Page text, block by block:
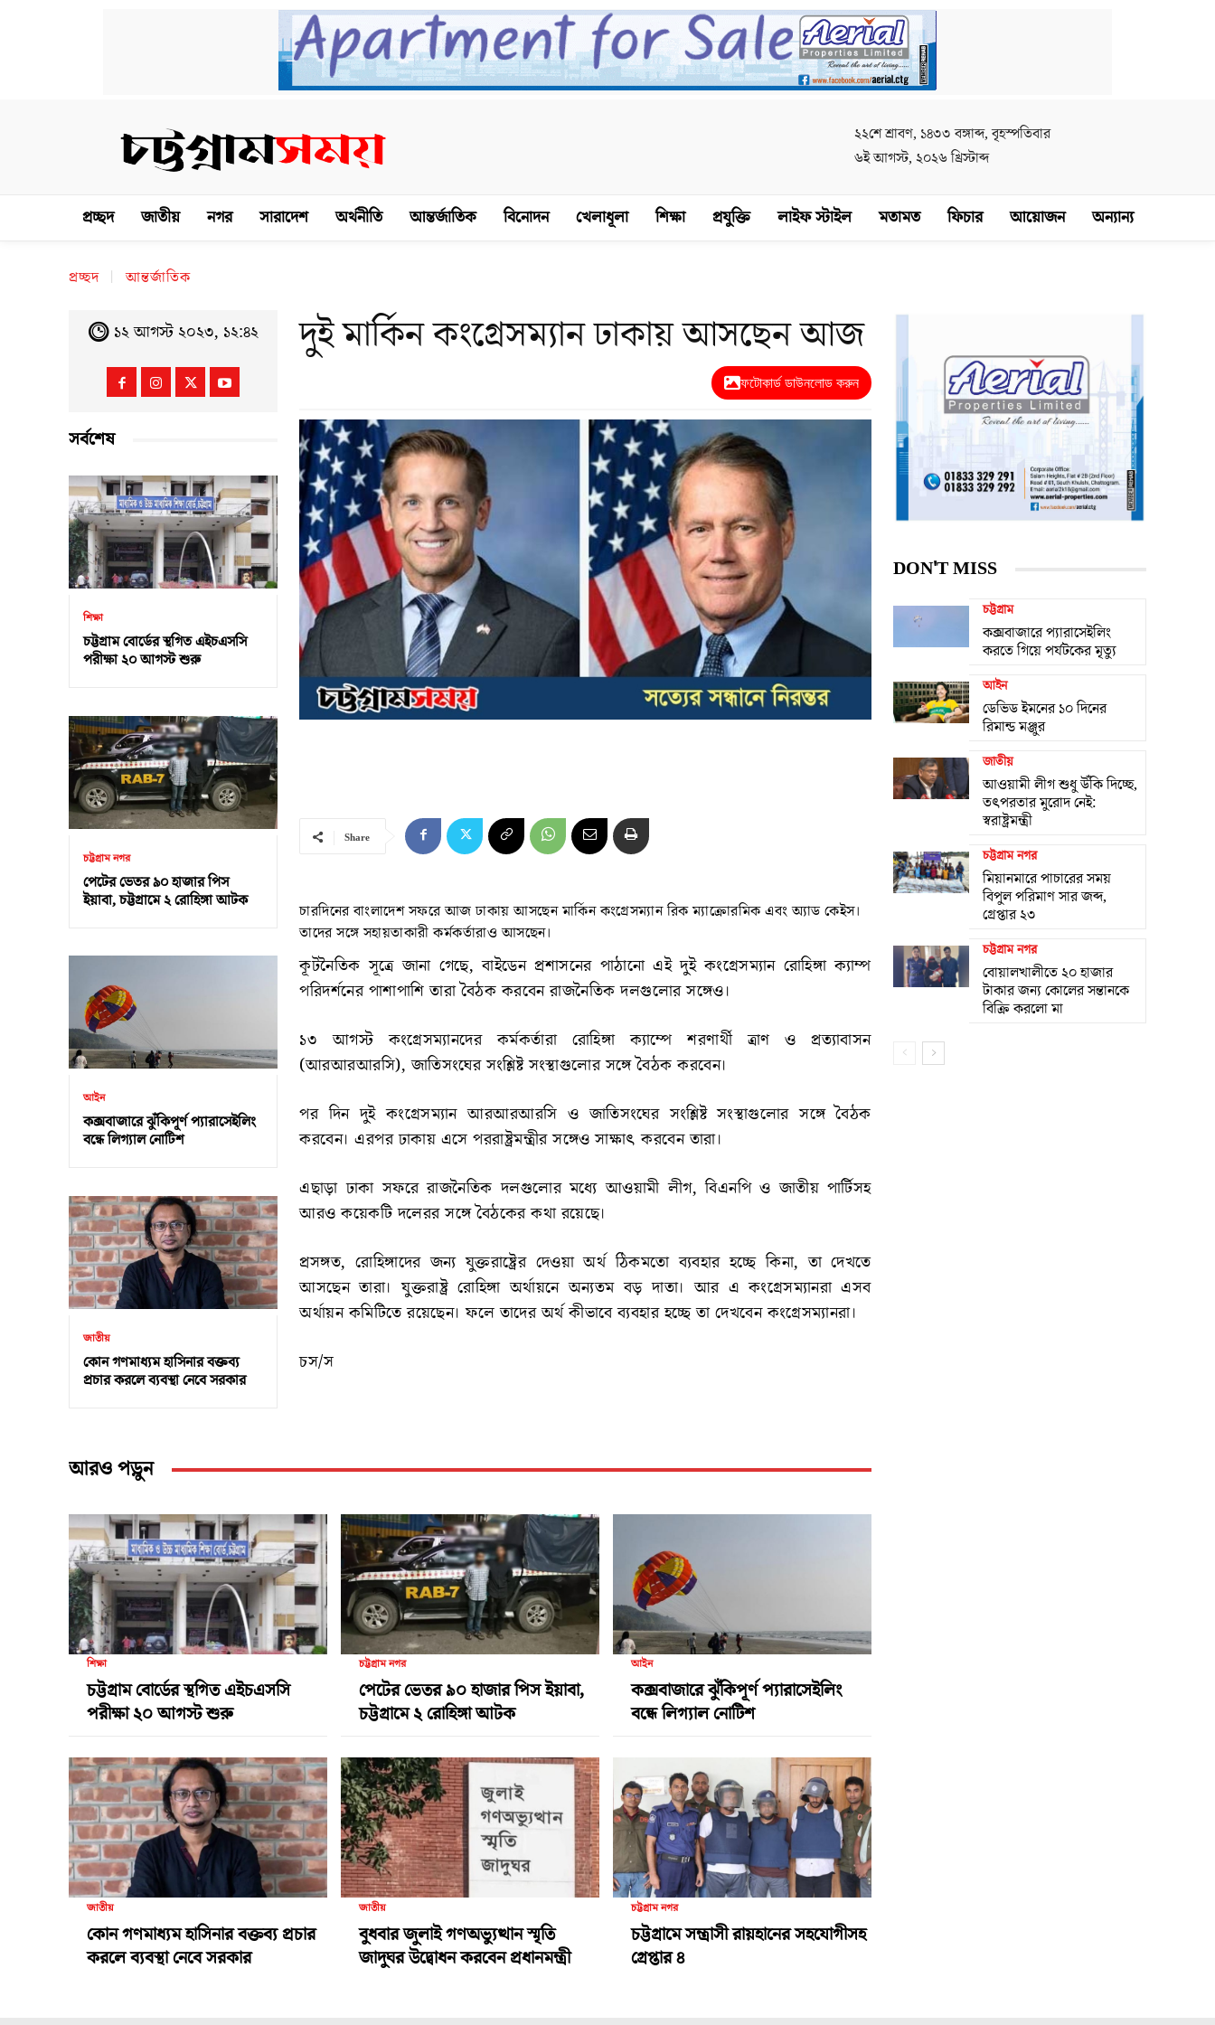
২২শে শ্রাবণ, ১৪৩৩ বঙ্গাব্দ, বৃহস্পতিবার
৬ই আগস্ট, ২০২৬ খ্রিস্টাব্দ
প্রচ্ছদ জাতীয় নগর সারাদেশ অর্থনীতি আন্তর্জাতিক বিনোদন খেলাধূলা শিক্ষা প্রযুক্তি লাইফ স্টাইল মতামত ফিচার আয়োজন অন্যান্য
প্রচ্ছদ আন্তর্জাতিক
১২ আগস্ট ২০২৩, ১২:৪২
সর্বশেষ
শিক্ষা
চট্টগ্রাম বোর্ডের স্থগিত এইচএসসি
পরীক্ষা ২০ আগস্ট শুরু
চট্টগ্রাম নগর
পেটের ভেতর ৯০ হাজার পিস
ইয়াবা, চট্টগ্রামে ২ রোহিঙ্গা আটক
আইন
কক্সবাজারে ঝুঁকিপূর্ণ প্যারাসেইলিং
বন্ধে লিগ্যাল নোটিশ
জাতীয়
কোন গণমাধ্যম হাসিনার বক্তব্য
প্রচার করলে ব্যবস্থা নেবে সরকার
দুই মার্কিন কংগ্রেসম্যান ঢাকায় আসছেন আজ
ফটোকার্ড ডাউনলোড করুন
Share
চারদিনের বাংলাদেশ সফরে আজ ঢাকায় আসছেন মার্কিন কংগ্রেসম্যান রিক ম্যাক্রোরমিক এবং অ্যাড কেইস।
তাদের সঙ্গে সহায়তাকারী কর্মকর্তারাও আসছেন।
কূটনৈতিক সূত্রে জানা গেছে, বাইডেন প্রশাসনের পাঠানো এই দুই কংগ্রেসম্যান রোহিঙ্গা ক্যাম্প
পরিদর্শনের পাশাপাশি তারা বৈঠক করবেন রাজনৈতিক দলগুলোর সঙ্গেও।
১৩ আগস্ট কংগ্রেসম্যানদের কর্মকর্তারা রোহিঙ্গা ক্যাম্পে শরণার্থী ত্রাণ ও প্রত্যাবাসন
(আরআরআরসি), জাতিসংঘের সংশ্লিষ্ট সংস্থাগুলোর সঙ্গে বৈঠক করবেন।
পর দিন দুই কংগ্রেসম্যান আরআরআরসি ও জাতিসংঘের সংশ্লিষ্ট সংস্থাগুলোর সঙ্গে বৈঠক
করবেন। এরপর ঢাকায় এসে পররাষ্ট্রমন্ত্রীর সঙ্গেও সাক্ষাৎ করবেন তারা।
এছাড়া ঢাকা সফরে রাজনৈতিক দলগুলোর মধ্যে আওয়ামী লীগ, বিএনপি ও জাতীয় পার্টিসহ
আরও কয়েকটি দলেরর সঙ্গে বৈঠকের কথা রয়েছে।
প্রসঙ্গত, রোহিঙ্গাদের জন্য যুক্তরাষ্ট্রের দেওয়া অর্থ ঠিকমতো ব্যবহার হচ্ছে কিনা, তা দেখতে
আসছেন তারা। যুক্তরাষ্ট্র রোহিঙ্গা অর্থায়নে অন্যতম বড় দাতা। আর এ কংগ্রেসম্যানরা এসব
অর্থায়ন কমিটিতে রয়েছেন। ফলে তাদের অর্থ কীভাবে ব্যবহার হচ্ছে তা দেখবেন কংগ্রেসম্যানরা।
চস/স
আরও পড়ুন
শিক্ষা
চট্টগ্রাম বোর্ডের স্থগিত এইচএসসি
পরীক্ষা ২০ আগস্ট শুরু
চট্টগ্রাম নগর
পেটের ভেতর ৯০ হাজার পিস ইয়াবা,
চট্টগ্রামে ২ রোহিঙ্গা আটক
আইন
কক্সবাজারে ঝুঁকিপূর্ণ প্যারাসেইলিং
বন্ধে লিগ্যাল নোটিশ
জাতীয়
কোন গণমাধ্যম হাসিনার বক্তব্য প্রচার
করলে ব্যবস্থা নেবে সরকার
জাতীয়
বুধবার জুলাই গণঅভ্যুত্থান স্মৃতি
জাদুঘর উদ্বোধন করবেন প্রধানমন্ত্রী
চট্টগ্রাম নগর
চট্টগ্রামে সন্ত্রাসী রায়হানের সহযোগীসহ
গ্রেপ্তার ৪
DON'T MISS
চট্টগ্রাম
কক্সবাজারে প্যারাসেইলিং
করতে গিয়ে পর্যটকের মৃত্যু
আইন
ডেভিড ইমনের ১০ দিনের
রিমান্ড মঞ্জুর
জাতীয়
আওয়ামী লীগ শুধু উঁকি দিচ্ছে,
তৎপরতার মুরোদ নেই:
স্বরাষ্ট্রমন্ত্রী
চট্টগ্রাম নগর
মিয়ানমারে পাচারের সময়
বিপুল পরিমাণ সার জব্দ,
গ্রেপ্তার ২৩
চট্টগ্রাম নগর
বোয়ালখালীতে ২০ হাজার
টাকার জন্য কোলের সন্তানকে
বিক্রি করলো মা